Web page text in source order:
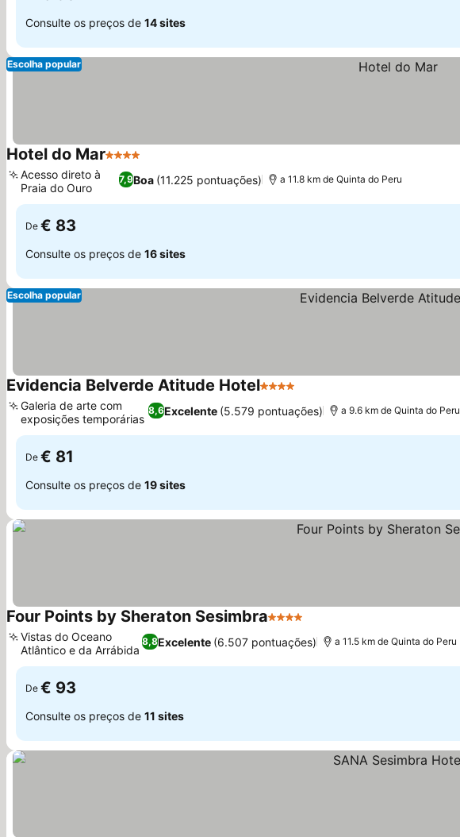
Consulte os preços de 14 sites
Escolha popular
Hotel do Mar4 Estrelas
7,9Boa (11.225 pontuações)
Acesso direto à
Praia do Ouro
a 11.8 km de Quinta do Peru
De € 83
Consulte os preços de 16 sites
Escolha popular
Evidencia Belverde Atitude Hotel4 Estrelas
8,6Excelente (5.579 pontuações)
Galeria de arte com
exposições temporárias
a 9.6 km de Quinta do Peru
De € 81
Consulte os preços de 19 sites
Four Points by Sheraton Sesimbra4 Estrelas
8,8Excelente (6.507 pontuações)
Vistas do Oceano
Atlântico e da Arrábida
a 11.5 km de Quinta do Peru
De € 93
Consulte os preços de 11 sites